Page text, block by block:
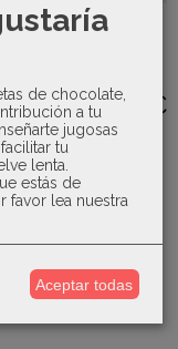
-
€
Kiokids -
14,00 €
de chocolate,
a tu
jugosas
tu
lenta.
estás de
favor lea nuestra
Aceptar todas